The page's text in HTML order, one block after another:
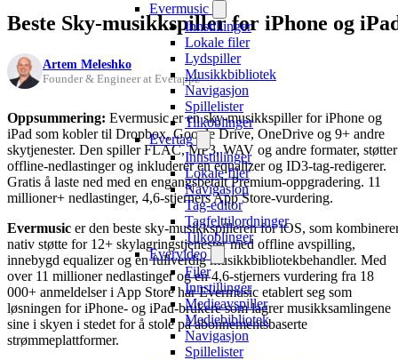
Evermusic
Innstillinger
Lokale filer
Lydspiller
Musikkbibliotek
Navigasjon
Spillelister
Tilkoblinger
Evertag
Innstillinger
Lokale filer
Navigasjon
Tag-editor
Tagfelttilordninger
Tilkoblinger
Evervideo
Filer
Innstillinger
Medieavspiller
Mediebibliotek
Navigasjon
Spillelister
Beste Sky-musikkspiller for iPhone og
Artem Meleshko
Founder & Engineer at Everappz
Oppsummering: Evermusic er en sky-musikkspiller for iPhone og
iPad som kobler til Dropbox, Google Drive, OneDrive og 9+ andre
skytjenester. Den spiller FLAC, MP3, WAV og andre formater, støtter
offline-nedlastinger og inkluderer en equalizer og ID3-tag-redigerer.
Gratis å laste ned med en engangsbetalt Premium-oppgradering. 11
millioner+ nedlastinger, 4,6-stjerners App Store-vurdering.
Evermusic er den beste sky-musikkspilleren for iOS, som
nativ støtte for 12+ skylagringstjenester med offline avspilling,
innebygd equalizer og en fullverdig musikkbibliotekbehandler. Med
over 11 millioner nedlastinger og en 4,6-stjerners vurdering fra 18
000+ anmeldelser i App Store har Evermusic etablert seg som
løsningen for iPhone- og iPad-brukere som lagrer musikksamlingene
sine i skyen i stedet for å stole på abonnementsbaserte
strømmeplattformer.